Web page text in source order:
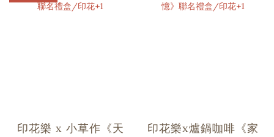
印花樂 x 小草作《天
印花樂x爐鍋咖啡《家